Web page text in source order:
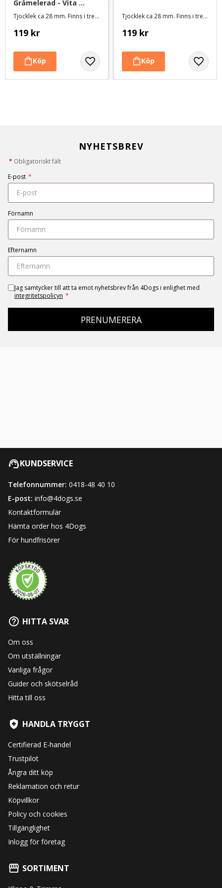
Gråmelerad - Vita
Tjocklek ca 28 mm. Finns i tre storlekar
119 kr
Tjocklek ca 28 mm. Finns i tre storlekar
119 kr
NYHETSBREV
* Obligatoriskt fält
E-post *
Förnamn
Efternamn
Jag samtycker till att ta emot nyhetsbrev från 4Dogs i enlighet med
integritetspolicyn *
PRENUMERERA
KUNDSERVICE
Telefonnummer: 0418-48 40 10
E-post: info@4dogs.se
Kontaktformulär
Hämta order hos 4Dogs
För hundfrisörer
HITTA SVAR
Om oss
Om utställningar
Vanliga frågor
Guider och skötselråd
Hitta till oss
HANDLA TRYGGT
Certifierad E-handel
Trustpilot
Ångra ditt köp
Reklamation och retur
Köpvillkor
Policy och cookies
Tillgänglighet
Inlogg för företag
SORTIMENT